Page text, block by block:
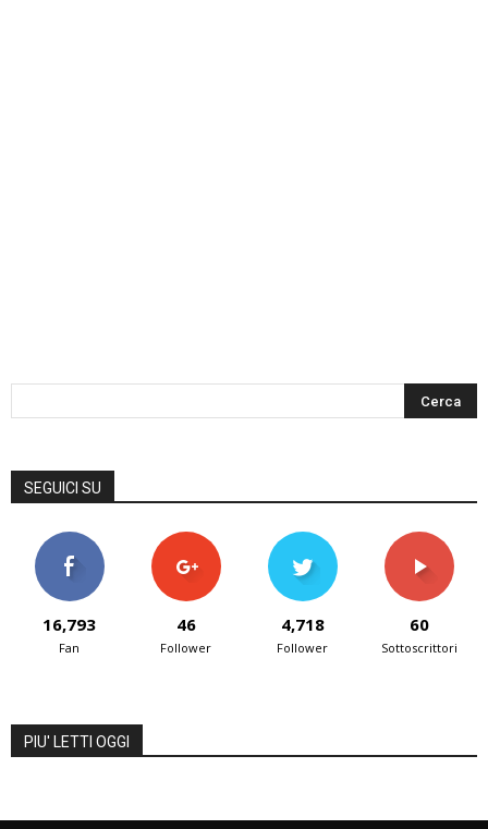
SEGUICI SU
16,793
Fan
46
Follower
4,718
Follower
60
Sottoscrittori
PIU' LETTI OGGI